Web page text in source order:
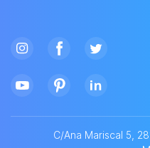
C/Ana Mariscal 5,